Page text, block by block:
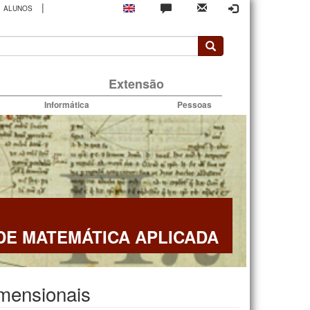
ALUNOS |
Extensão
Informática Pessoas
MATEMÁTICA APLICADA